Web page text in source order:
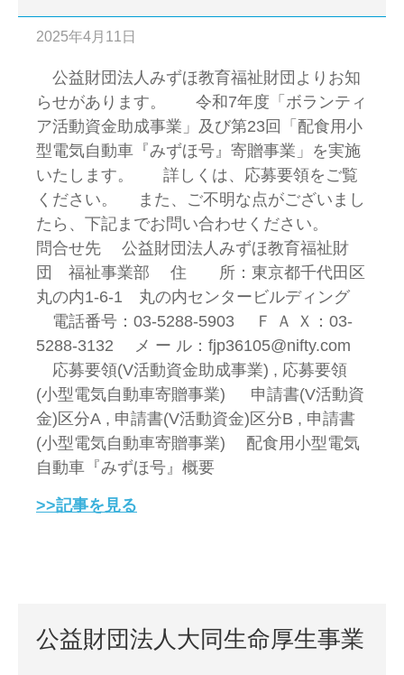
2025年4月11日
公益財団法人みずほ教育福祉財団よりお知
らせがあります。 令和7年度「ボランティ
ア活動資金助成事業」及び第23回「配食用小
型電気自動車『みずほ号』寄贈事業」を実施
いたします。 詳しくは、応募要領をご覧
ください。 また、ご不明な点がございまし
たら、下記までお問い合わせください。
問合せ先 公益財団法人みずほ教育福祉財
団 福祉事業部 住 所：東京都千代田区
丸の内1-6-1 丸の内センタービルディング
電話番号：03-5288-5903 Ｆ Ａ Ｘ：03-
5288-3132 メ ー ル：fjp36105@nifty.com
応募要領(V活動資金助成事業) , 応募要領
(小型電気自動車寄贈事業) 申請書(V活動資
金)区分A , 申請書(V活動資金)区分B , 申請書
(小型電気自動車寄贈事業) 配食用小型電気
自動車『みずほ号』概要
>>記事を見る
公益財団法人大同生命厚生事業